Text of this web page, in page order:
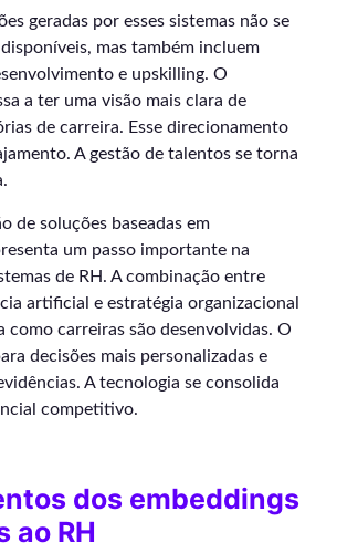
geradas por esses sistemas não se
disponíveis, mas também incluem
e upskilling. O
a ter uma visão mais clara de
de carreira. Esse direcionamento
A gestão de talentos se torna
de soluções baseadas em
um passo importante na
de RH. A combinação entre
artificial e estratégia organizacional
como carreiras são desenvolvidas. O
decisões mais personalizadas e
A tecnologia se consolida
competitivo.
dos embeddings
ao RH